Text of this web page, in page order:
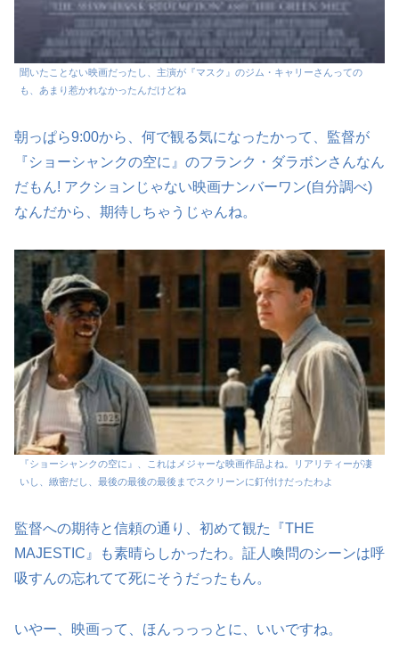
聞いたことない映画だったし、主演が『マスク』のジム・キャリーさんっての
も、あまり惹かれなかったんだけどね
朝っぱら9:00から、何で観る気になったかって、監督が
『ショーシャンクの空に』のフランク・ダラボンさんなん
だもん! アクションじゃない映画ナンバーワン(自分調べ)
なんだから、期待しちゃうじゃんね。
『ショーシャンクの空に』、これはメジャーな映画作品よね。リアリティーが凄
いし、緻密だし、最後の最後の最後までスクリーンに釘付けだったわよ
監督への期待と信頼の通り、初めて観た『THE
MAJESTIC』も素晴らしかったわ。証人喚問のシーンは呼
吸すんの忘れてて死にそうだったもん。
いやー、映画って、ほんっっっとに、いいですね。